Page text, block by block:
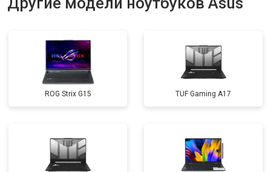
Замена Wi-Fi от 2200 ₽ Заказать
Ремонт цепи питания от 3500 ₽ Заказать
Замена USB порта от 2200 ₽ Заказать
Замена кулера от 2600 ₽ Заказать
Замена микрофона от 2600 ₽ Заказать
ROG Strix G15 TUF Gaming A17